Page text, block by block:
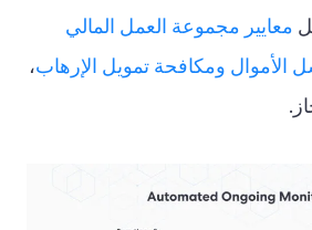
معايير مجموعة العمل المالي
الأموال ومكافحة تمويل الإرهاب،